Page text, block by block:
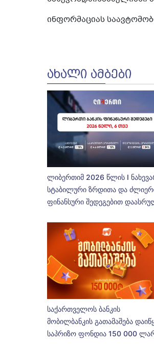
ინფორმაციას
ᲐᲮᲐᲚᲘ ᲐᲛᲑᲔᲑᲘ
ლიბერთიმ 2026 წლის I
სტაბილური ზრდითა და
ფინანსური შედეგებით
საქართველოს ბანკის
მობილბანკის გათამაშება
საპრიზო ფონდია 150 000